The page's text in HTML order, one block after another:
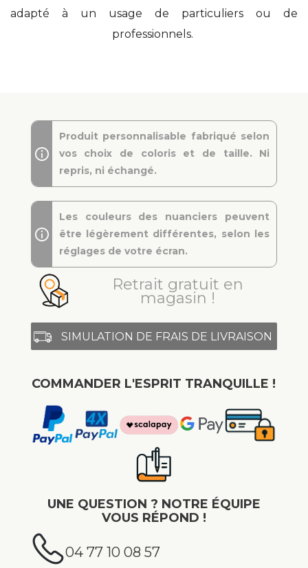
adapté à un usage de particuliers ou de
professionnels.
Produit personnalisable fabriqué selon
vos choix de coloris et de taille. Ni
repris, ni échangé.
Les couleurs des nuanciers peuvent
être légèrement différentes, selon les
réglages de votre écran.
Retrait gratuit en
magasin !
SIMULATION DE FRAIS DE LIVRAISON
COMMANDER L'ESPRIT TRANQUILLE !
UNE QUESTION ? NOTRE ÉQUIPE
VOUS RÉPOND !
04 77 10 08 57